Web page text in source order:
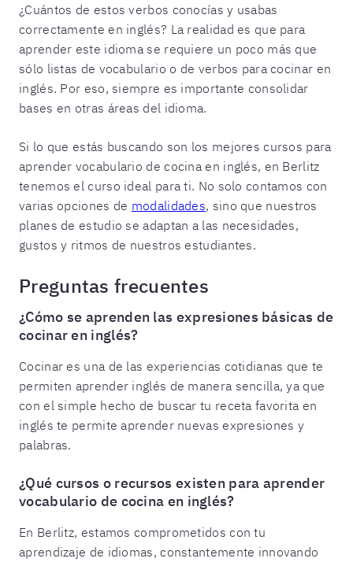
¿Cuántos de estos verbos conocías y usabas
correctamente en inglés? La realidad es que para
aprender este idioma se requiere un poco más que
sólo listas de vocabulario o de verbos para cocinar en
inglés. Por eso, siempre es importante consolidar
bases en otras áreas del idioma.
Si lo que estás buscando son los mejores cursos para
aprender vocabulario de cocina en inglés, en Berlitz
tenemos el curso ideal para ti. No solo contamos con
varias opciones de modalidades, sino que nuestros
planes de estudio se adaptan a las necesidades,
gustos y ritmos de nuestros estudiantes.
Preguntas frecuentes
¿Cómo se aprenden las expresiones básicas de
cocinar en inglés?
Cocinar es una de las experiencias cotidianas que te
permiten aprender inglés de manera sencilla, ya que
con el simple hecho de buscar tu receta favorita en
inglés te permite aprender nuevas expresiones y
palabras.
¿Qué cursos o recursos existen para aprender
vocabulario de cocina en inglés?
En Berlitz, estamos comprometidos con tu
aprendizaje de idiomas, constantemente innovando